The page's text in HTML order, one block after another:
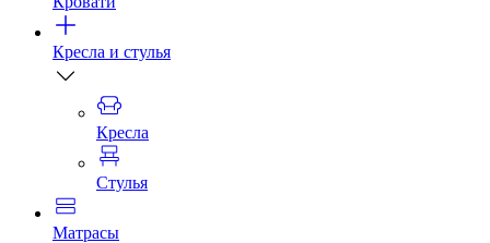
Кресла и стулья
Кресла
Стулья
Матрасы